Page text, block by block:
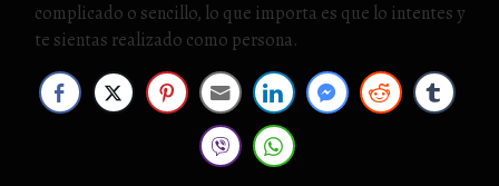
complicado o sencillo, lo que importa es que lo intentes y
te sientas realizado como persona.